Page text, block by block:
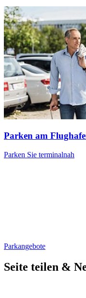
Parken am
Parken Sie terminalnah
Parkangebote
Seite teilen &